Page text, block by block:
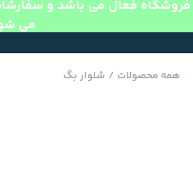
فروشگاه فعال می باشد و
می
همه محصولات / شلوار بگ